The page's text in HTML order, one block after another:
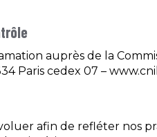
auprès de la
Paris cedex 07 –
afin de refléter nos